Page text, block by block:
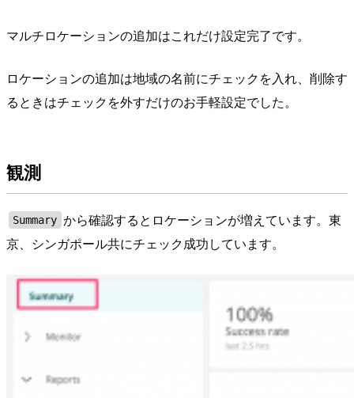
マルチロケーションの追加はこれだけ設定完了です。
ロケーションの追加は地域の名前にチェックを入れ、削除す
るときはチェックを外すだけのお手軽設定でした。
観測
Summary から確認するとロケーションが増えています。東
京、シンガポール共にチェック成功しています。